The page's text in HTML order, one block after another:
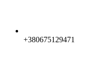
+380675129471